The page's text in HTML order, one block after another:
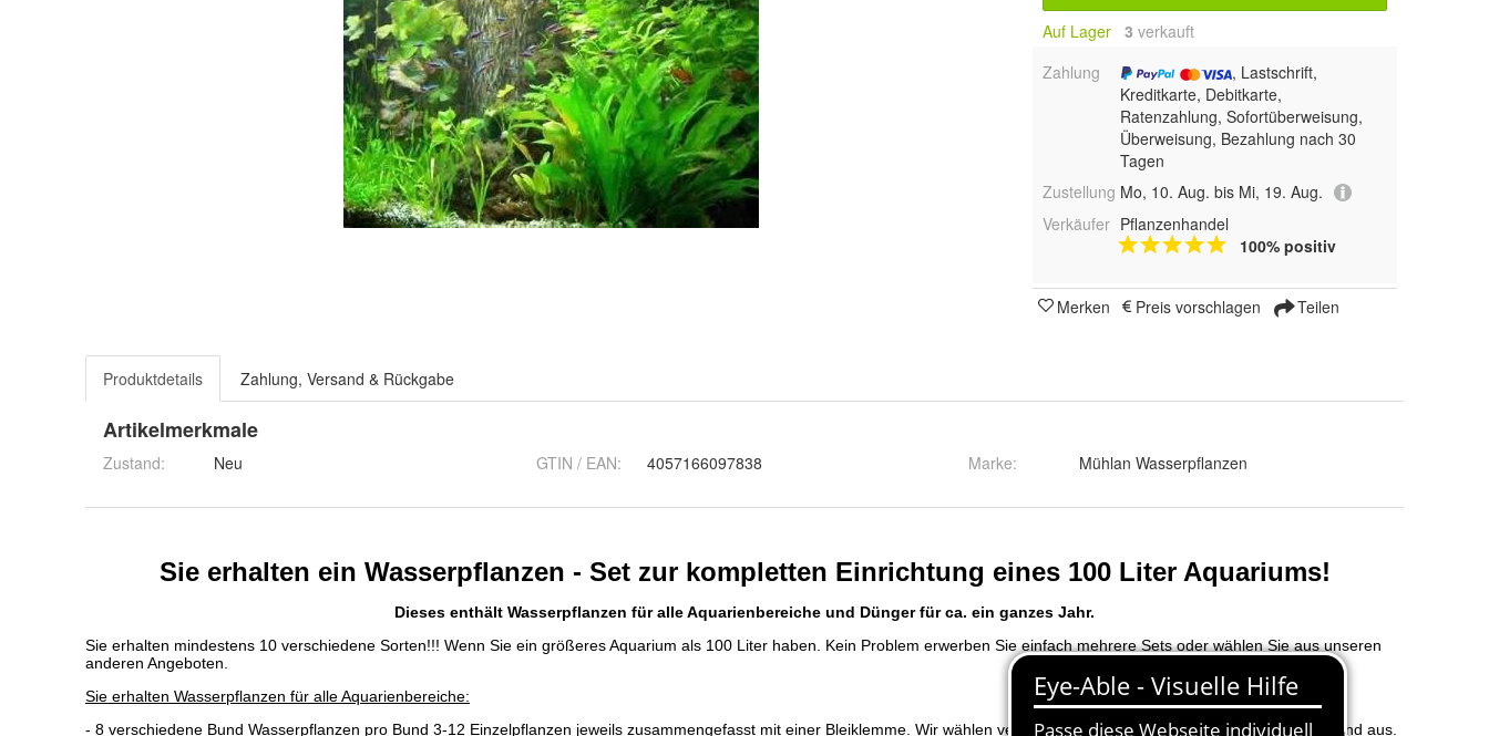
Auf Lager 3 verkauft
Zahlung
, Lastschrift,
Kreditkarte, Debitkarte,
Ratenzahlung, Sofortüberweisung,
Überweisung, Bezahlung nach 30
Tagen
Zustellung Mo, 10. Aug. bis Mi, 19. Aug.
Verkäufer Pflanzenhandel
100% positiv
Merken Preis vorschlagen Teilen
Produktdetails Zahlung, Versand & Rückgabe
Artikelmerkmale
Zustand: Neu GTIN / EAN: 4057166097838 Marke: Mühlan Wasserpflanzen